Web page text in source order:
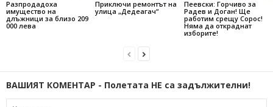
Разпродадоха
имущество на
длъжници за близо 209
000 лева
Приключи ремонтът на
улица „Дедеагач“
Пеевски: Горчиво за
Радев и Доган! Ще
работим срещу Сорос!
Няма да откраднат
изборите!
ВАШИЯТ КОМЕНТАР - Полетата НЕ са задължителни!